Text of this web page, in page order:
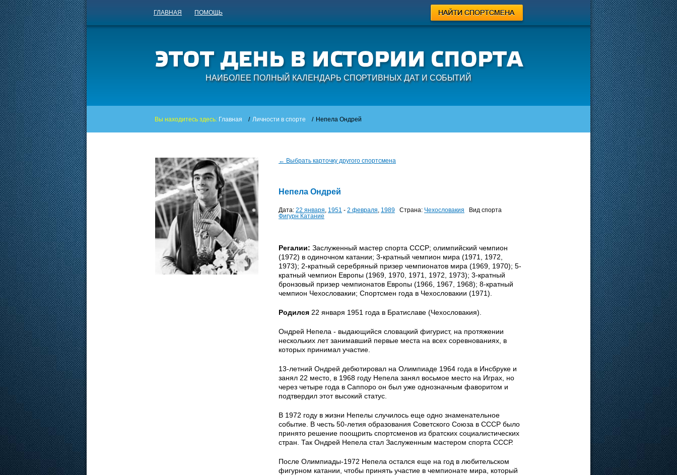
ГЛАВНАЯ ПОМОЩЬ
НАИБОЛЕЕ ПОЛНЫЙ КАЛЕНДАРЬ СПОРТИВНЫХ ДАТ И СОБЫТИЙ
Вы находитесь здесь: Главная / Личности в спорте / Непела Ондрей
← Выбрать карточку другого спортсмена
Непела Ондрей
Дата: 22 января, 1951 - 2 февраля, 1989 Страна: Чехословакия Вид спорта
Фигурн Катание
Регалии: Заслуженный мастер спорта СССР; олимпийский чемпион
(1972) в одиночном катании; 3-кратный чемпион мира (1971, 1972,
1973); 2-кратный серебряный призер чемпионатов мира (1969, 1970); 5-
кратный чемпион Европы (1969, 1970, 1971, 1972, 1973); 3-кратный
бронзовый призер чемпионатов Европы (1966, 1967, 1968); 8-кратный
чемпион Чехословакии; Спортсмен года в Чехословакии (1971).
Родился 22 января 1951 года в Братиславе (Чехословакия).
Ондрей Непела - выдающийся словацкий фигурист, на протяжении
нескольких лет занимавший первые места на всех соревнованиях, в
которых принимал участие.
13-летний Ондрей дебютировал на Олимпиаде 1964 года в Инсбруке и
занял 22 место, в 1968 году Непела занял восьмое место на Играх, но
через четыре года в Саппоро он был уже однозначным фаворитом и
подтвердил этот высокий статус.
В 1972 году в жизни Непелы случилось еще одно знаменательное
событие. В честь 50-летия образования Советского Союза в СССР было
принято решение поощрить спортсменов из братских социалистических
стран. Так Ондрей Непела стал Заслуженным мастером спорта СССР.
После Олимпиады-1972 Непела остался еще на год в любительском
фигурном катании, чтобы принять участие в чемпионате мира, который